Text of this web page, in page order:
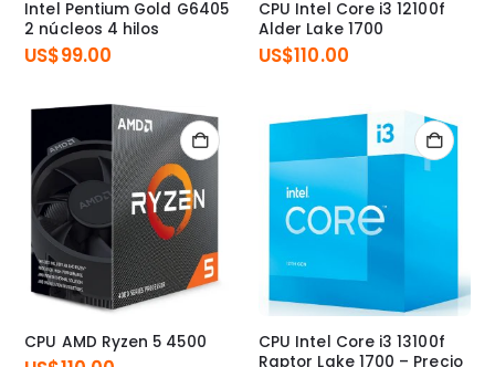
Intel Pentium Gold G6405
2 núcleos 4 hilos
US$99.00
CPU Intel Core i3 12100f
Alder Lake 1700
US$110.00
CPU AMD Ryzen 5 4500
CPU Intel Core i3 13100f
Raptor Lake 1700 – Precio